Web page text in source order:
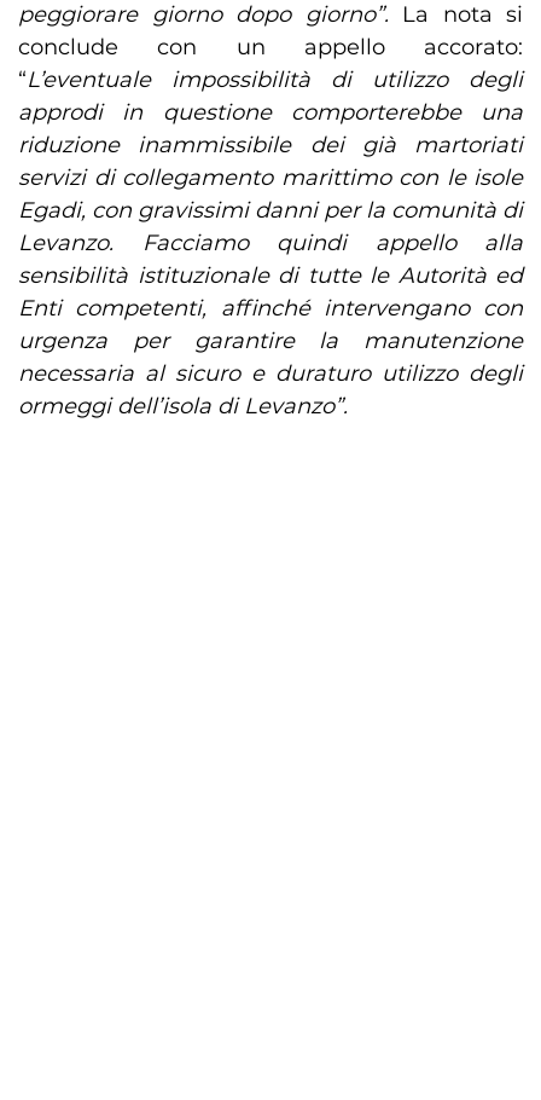
peggiorare giorno dopo giorno”. La nota si
conclude con un appello accorato:
“L’eventuale impossibilità di utilizzo degli
approdi in questione comporterebbe una
riduzione inammissibile dei già martoriati
servizi di collegamento marittimo con le isole
Egadi, con gravissimi danni per la comunità di
Levanzo. Facciamo quindi appello alla
sensibilità istituzionale di tutte le Autorità ed
Enti competenti, affinché intervengano con
urgenza per garantire la manutenzione
necessaria al sicuro e duraturo utilizzo degli
ormeggi dell’isola di Levanzo”.